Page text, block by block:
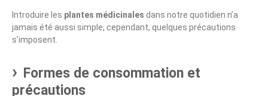
Introduire les plantes médicinales dans notre quotidien n’a
jamais été aussi simple, cependant, quelques précautions
s’imposent.
Formes de consommation et
précautions